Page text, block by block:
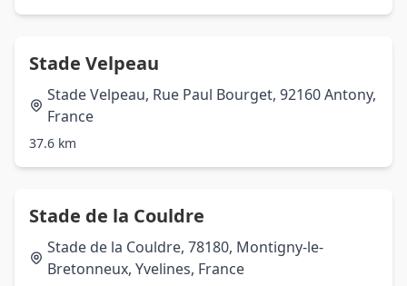
Stade Velpeau
Stade Velpeau, Rue Paul Bourget, 92160 Antony,
France
37.6 km
Stade de la Couldre
Stade de la Couldre, 78180, Montigny-le-
Bretonneux, Yvelines, France